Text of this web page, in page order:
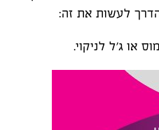
לעשות את זה:
ג'ל לניקוי.